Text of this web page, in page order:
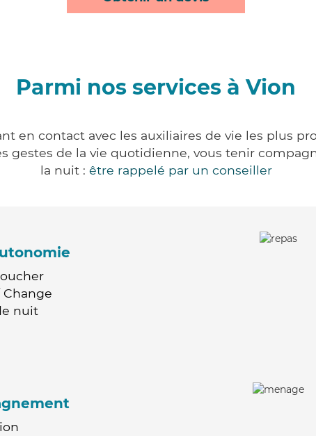
Parmi nos services à Vion
en contact avec les auxiliaires de vie les plus
gestes de la vie quotidienne, vous tenir
la nuit : être rappelé par un conseiller
nuit